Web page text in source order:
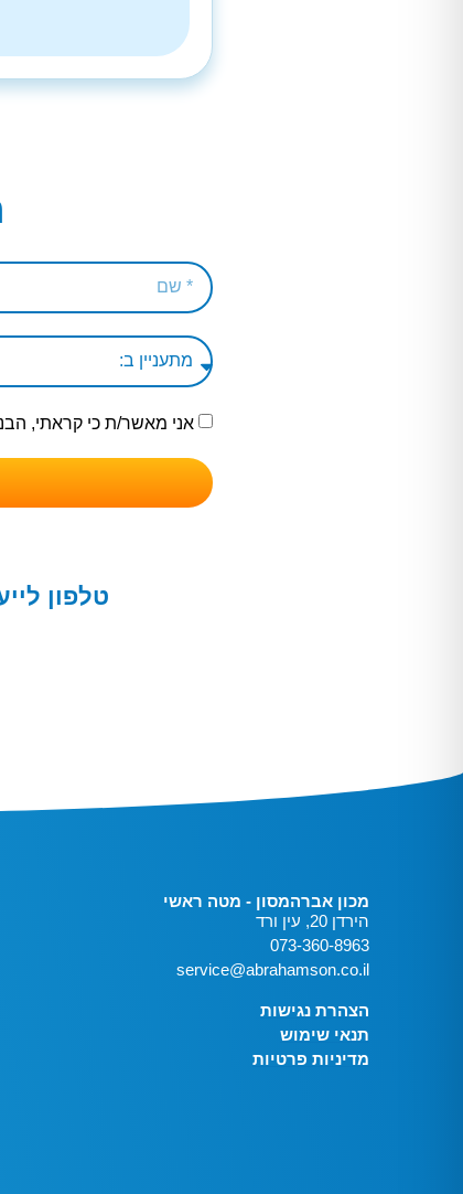
אני מאשר/ת כי קראתי,
טלפון
מכון אברהמסון - מטה ראשי
הירדן 20, עין ורד
073-360-8963
service@abrahamson.co.il
הצהרת נגישות
תנאי שימוש
מדיניות פרטיות